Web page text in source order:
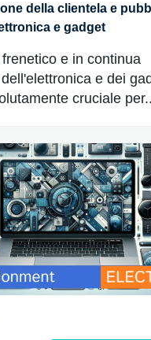
della clientela e
e gadget
e in continua
e dei
cruciale